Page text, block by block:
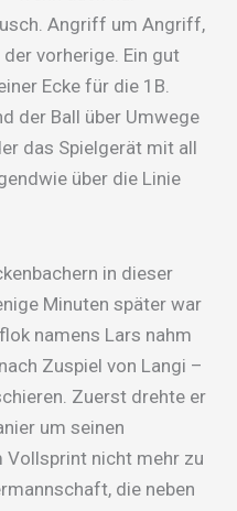
Angriff um Angriff,
vorherige. Ein gut
Ecke für die 1B.
der Ball über Umwege
das Spielgerät mit all
über die Linie
in dieser
Minuten später war
namens Lars nahm
Zuspiel von Langi –
Zuerst drehte er
um seinen
Vollsprint nicht mehr zu
die neben